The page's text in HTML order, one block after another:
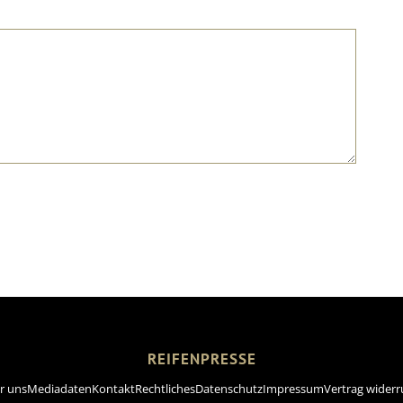
REIFENPRESSE
unsMediadatenKontaktRechtlichesDatenschutzImpressumVertrag